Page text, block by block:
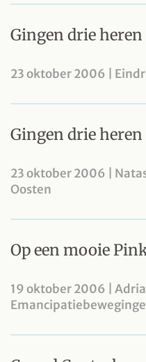
Gingen drie
23 oktober 2006 |
Gingen drie
23 oktober 2006 |
Oosten
Op een mooie
19 oktober 2006 |